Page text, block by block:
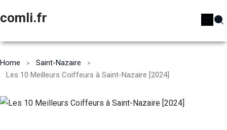
comli.fr
Home
Saint-Nazaire
Les 10 Meilleurs Coiffeurs à Saint-Nazaire [2024]